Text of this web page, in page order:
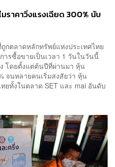
มราคาวิ่งแรงเฉียด 300% นับ
กตลาดหลักทรัพย์แห่งประเทศไทย
ารซื้อขายเป็นเวลา 1 วันในวันนี้
โดยตั้งแต่ต้นปีที่ผ่านมา หุ้น
จนหลายคนเริ่มสงสัยว่า หุ้น
ทั้งในตลาด SET และ mai อันดับ